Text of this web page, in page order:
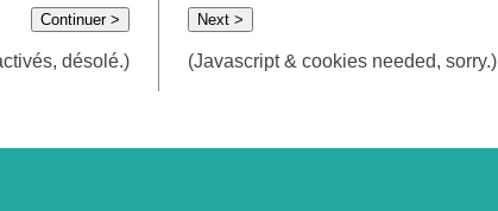
Continuer >
désolé.)
Next >
(Javascript & cookies needed, sorry.)